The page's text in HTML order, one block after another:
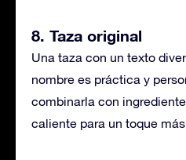
8. Taza original
Una taza con un texto
nombre es práctica y
combinarla con
caliente para un toque